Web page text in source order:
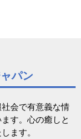
パン
会で有意義な情
す。心の癒しと
ます。